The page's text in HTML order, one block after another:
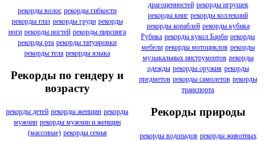
рекорды волос рекорды гибкости
рекорды глаз рекорды груди рекорды
ноги рекорды ногтей рекорды пирсинга
рекорды рта рекорды татуировки
рекорды тела рекорды языка
Рекорды по гендеру и
возрасту
рекорды детей рекорды женщин рекорды
мужчин рекорды мужчин и женщин
(массовые) рекорды семья
драгоценностей рекорды игрушек
рекорды книг рекорды коллекций
рекорды кораблей рекорды кубика
Рубика рекорды кукол Барби рекорды
мебели рекорды мотоциклов рекорды
музыкальных инструментов рекорды
одежды рекорды оружия рекорды
предметов рекорды самолетов рекорды
транспорта
Рекорды природы
рекорды водопадов рекорды животных